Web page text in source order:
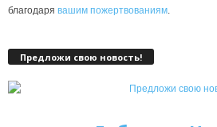
благодаря вашим пожертвованиям
Предложи свою новость!